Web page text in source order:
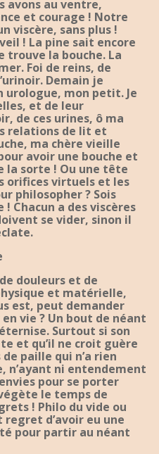
avons au ventre,
et courage ! Notre
viscère, sans plus !
! La pine sait encore
la bouche. La
Foi de reins, de
Demain je
urologue, mon petit. Je
et de leur
de ces urines, ô ma
relations de lit et
ma chère vieille
avoir une bouche et
sorte ! Ou une tête
orifices virtuels et les
philosopher ? Sois
Chacun a des viscères
se vider, sinon il
douleurs et de
et matérielle,
est, peut demander
vie ? Un bout de néant
Surtout si son
et qu’il ne croit guère
paille qui n’a rien
n’ayant ni entendement
pour se porter
le temps de
! Philo du vide ou
d’avoir eu une
pour partir au néant